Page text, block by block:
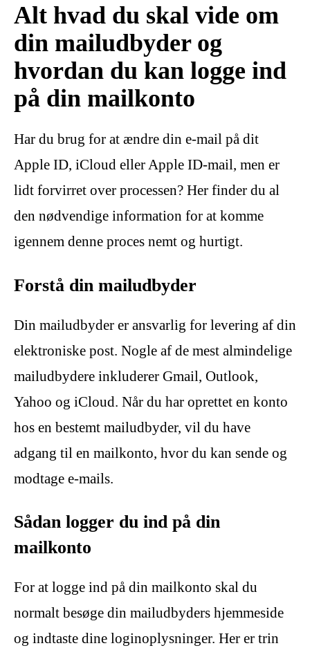
Alt hvad du skal vide om
din mailudbyder og
hvordan du kan logge ind
på din mailkonto
Har du brug for at ændre din e-mail på dit
Apple ID, iCloud eller Apple ID-mail, men er
lidt forvirret over processen? Her finder du al
den nødvendige information for at komme
igennem denne proces nemt og hurtigt.
Forstå din mailudbyder
Din mailudbyder er ansvarlig for levering af din
elektroniske post. Nogle af de mest almindelige
mailudbydere inkluderer Gmail, Outlook,
Yahoo og iCloud. Når du har oprettet en konto
hos en bestemt mailudbyder, vil du have
adgang til en mailkonto, hvor du kan sende og
modtage e-mails.
Sådan logger du ind på din
mailkonto
For at logge ind på din mailkonto skal du
normalt besøge din mailudbyders hjemmeside
og indtaste dine loginoplysninger. Her er trin